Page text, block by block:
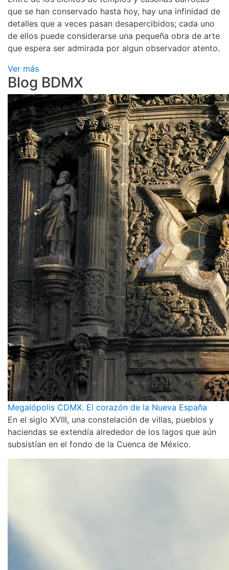
que se han conservado hasta hoy, hay una infinidad de
detalles que a veces pasan desapercibidos; cada uno
de ellos puede considerarse una pequeña obra de arte
que espera ser admirada por algun observador atento.
Ver más
Blog BDMX
Megalópolis CDMX. El corazón de la Nueva España
En el siglo XVIII, una constelación de villas, pueblos y
haciendas se extendía alrededor de los lagos que aún
subsistían en el fondo de la Cuenca de México.